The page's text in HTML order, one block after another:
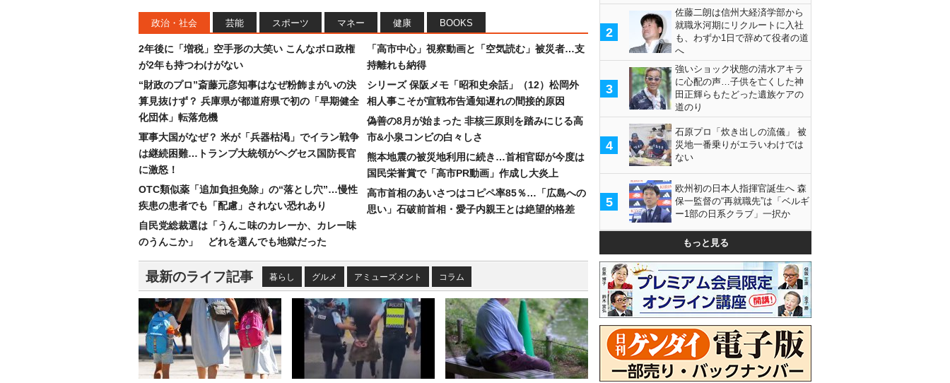
政治・社会 芸能 スポーツ マネー 健康 BOOKS
2年後に「増税」空手形の大笑い こんなボロ政権
が2年も持つわけがない
“財政のプロ”斎藤元彦知事はなぜ粉飾まがいの決
算見抜けず？ 兵庫県が都道府県で初の「早期健全
化団体」転落危機
軍事大国がなぜ？ 米が「兵器枯渇」でイラン戦争
は継続困難…トランプ大統領がヘグセス国防長官
に激怒！
OTC類似薬「追加負担免除」の“落とし穴”…慢性
疾患の患者でも「配慮」されない恐れあり
自民党総裁選は「うんこ味のカレーか、カレー味
のうんこか」 どれを選んでも地獄だった
「高市中心」視察動画と「空気読む」被災者…支
持離れも納得
シリーズ 保阪メモ「昭和史余話」（12）松岡外
相人事こそが宣戦布告通知遅れの間接的原因
偽善の8月が始まった 非核三原則を踏みにじる高
市&小泉コンビの白々しさ
熊本地震の被災地利用に続き…首相官邸が今度は
国民栄誉賞で「高市PR動画」作成し大炎上
高市首相のあいさつはコピペ率85％…「広島への
思い」石破前首相・愛子内親王とは絶望的格差
最新のライフ記事 暮らし グルメ アミューズメント コラム
2
佐藤二朗は信州大経済学部から
就職氷河期にリクルートに入社
も、わずか1日で辞めて役者の道
へ
3
強いショック状態の清水アキラ
に心配の声…子供を亡くした神
田正輝らもたどった遺族ケアの
道のり
4
石原プロ「炊き出しの流儀」 被
災地一番乗りがエラいわけでは
ない
5
欧州初の日本人指揮官誕生へ 森
保一監督の“再就職先”は「ベルギ
ー1部の日系クラブ」一択か
もっと見る